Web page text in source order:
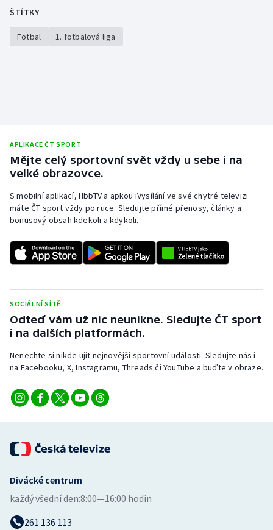
ŠTÍTKY
Fotbal 1. fotbalová liga
APLIKACE ČT SPORT
Mějte celý sportovní svět vždy u sebe i na
velké obrazovce.
S mobilní aplikací, HbbTV a apkou iVysílání ve své chytré televizi
máte ČT sport vždy po ruce. Sledujte přímé přenosy, články a
bonusový obsah kdekoli a kdykoli.
SOCIÁLNÍ SÍTĚ
Odteď vám už nic neunikne. Sledujte ČT sport
i na dalších platformách.
Nenechte si nikde ujít nejnovější sportovní události. Sledujte nás i
na Facebooku, X, Instagramu, Threads či YouTube a buďte v obraze.
Divácké centrum
každý všední den:8:00—16:00 hodin
261 136 113